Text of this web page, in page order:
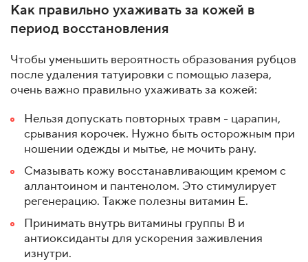
Как правильно ухаживать за кожей в
период восстановления
Чтобы уменьшить вероятность образования рубцов
после удаления татуировки с помощью лазера,
очень важно правильно ухаживать за кожей:
Нельзя допускать повторных травм - царапин,
срывания корочек. Нужно быть осторожным при
ношении одежды и мытье, не мочить рану.
Смазывать кожу восстанавливающим кремом с
аллантоином и пантенолом. Это стимулирует
регенерацию. Также полезны витамин E.
Принимать внутрь витамины группы B и
антиоксиданты для ускорения заживления
изнутри.